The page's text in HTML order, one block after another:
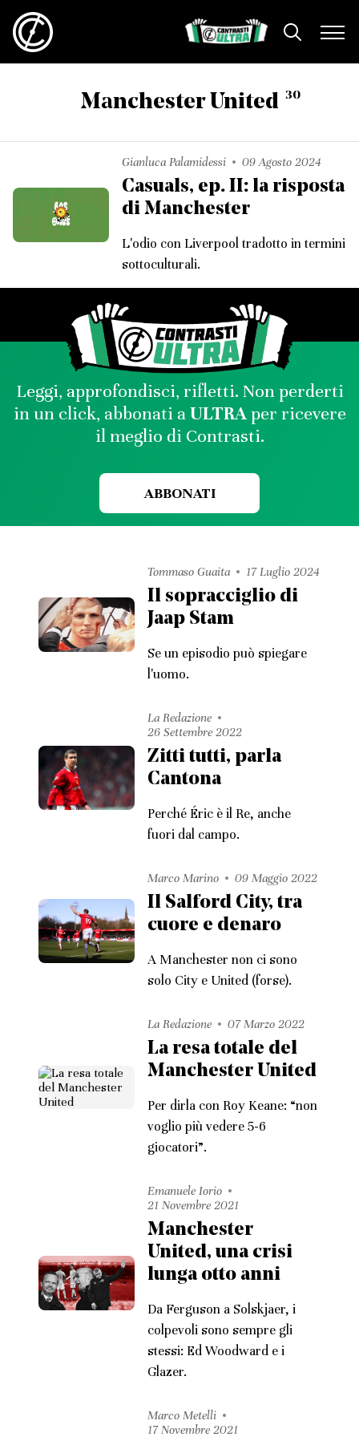
Manchester United 30
Gianluca Palamidessi 09 Agosto 2024
Casuals, ep. II: la risposta
di Manchester
L'odio con Liverpool tradotto in termini
sottoculturali.
Leggi, approfondisci, rifletti. Non perderti
in un click, abbonati aULTRAper ricevere
il meglio di Contrasti.
ABBONATI
Tommaso Guaita 17 Luglio 2024
Il sopracciglio di
Jaap Stam
Se un episodio può spiegare
l'uomo.
La Redazione
26 Settembre 2022
Zitti tutti, parla
Cantona
Perché Éric è il Re, anche
fuori dal campo.
Marco Marino 09 Maggio 2022
Il Salford City, tra
cuore e denaro
A Manchester non ci sono
solo City e United (forse).
La Redazione 07 Marzo 2022
La resa totale del
Manchester United
Per dirla con Roy Keane: “non
voglio più vedere 5-6
giocatori”.
Emanuele Iorio
21 Novembre 2021
Manchester
United, una crisi
lunga otto anni
Da Ferguson a Solskjaer, i
colpevoli sono sempre gli
stessi: Ed Woodward e i
Glazer.
Marco Metelli
17 Novembre 2021